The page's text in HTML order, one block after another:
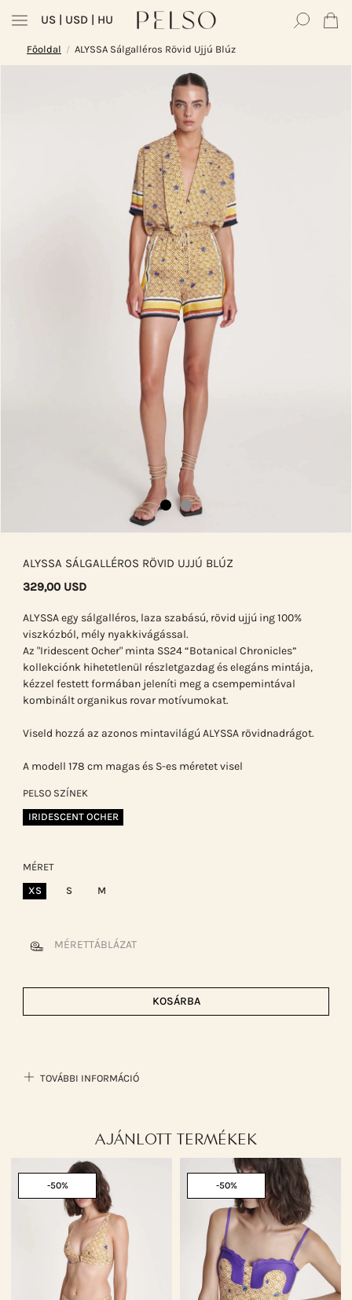
US | USD | HU
Főoldal / ALYSSA Sálgalléros Rövid Ujjú Blúz
ALYSSA SÁLGALLÉROS RÖVID UJJÚ BLÚZ
329,00 USD
ALYSSA egy sálgalléros, laza szabású, rövid ujjú ing 100%
viszkózból, mély nyakkivágással.
Az "Iridescent Ocher" minta SS24 “Botanical Chronicles”
kollekciónk hihetetlenül részletgazdag és elegáns mintája,
kézzel festett formában jeleníti meg a csempemintával
kombinált organikus rovar motívumokat.
Viseld hozzá az azonos mintavilágú ALYSSA rövidnadrágot.
A modell 178 cm magas és S-es méretet visel
PELSO SZÍNEK
IRIDESCENT OCHER
MÉRET
XS
S M
MÉRETTÁBLÁZAT
KOSÁRBA
TOVÁBBI INFORMÁCIÓ
AJÁNLOTT TERMÉKEK
-50% -50%